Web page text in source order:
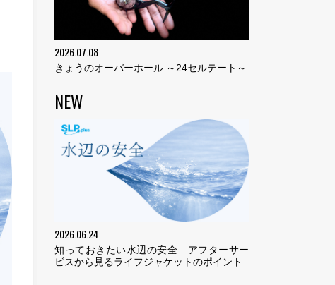
2026.07.08
きょうのオーバーホール ～24セルテート～
NEW
2026.06.24
知っておきたい水辺の安全 アフターサー
ビスから見るライフジャケットのポイント